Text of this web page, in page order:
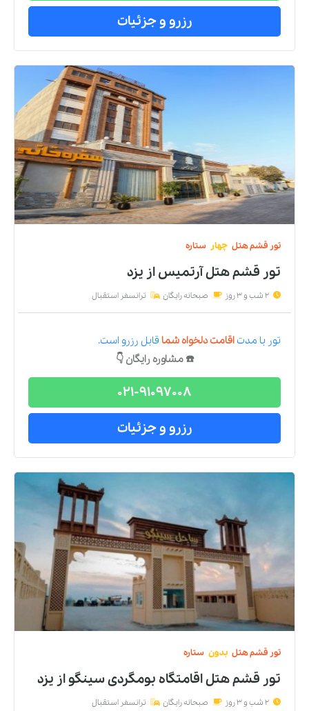
رزرو و جزئیات
تور قشمهتل چهار ستاره
تور قشم هتل آرتمیساز یزد
2 شب و 3 روز صبحانه رایگان ترانسفر استقبال
تور با مدتاقامت دلخواه شما قابل رزرو است.
☎️ مشاوره رایگان 👇
021-91097008
رزرو و جزئیات
تور قشمهتل بدون ستاره
تور قشم هتل اقامتگاه بومگردی سینگواز یزد
2 شب و 3 روز صبحانه رایگان ترانسفر استقبال